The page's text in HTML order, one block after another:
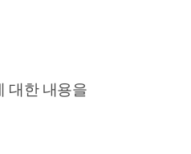
대한 내용을